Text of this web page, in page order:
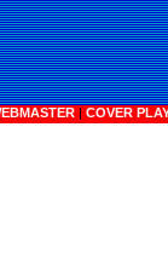
| COVER